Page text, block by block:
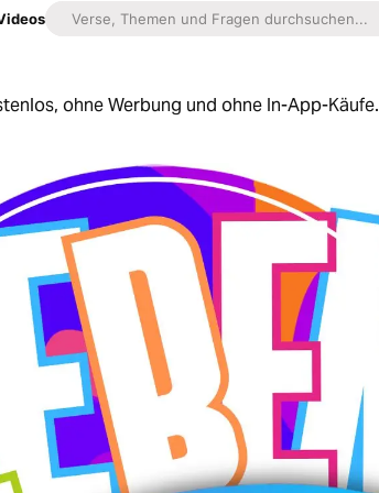
ohne Werbung und ohne In-App-Käufe.